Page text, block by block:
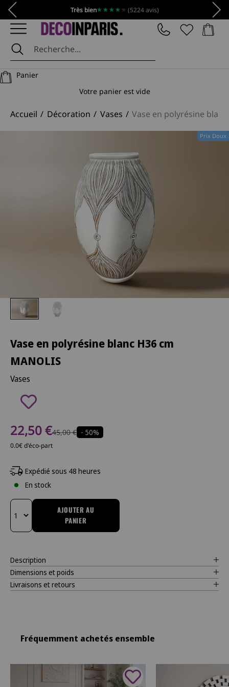
Passer au contenu
Précédent Très bien★★★★★
★★★★★ (5224 avis)
DécoInParis Panier
Panier
Votre panier est vide
Accueil Décoration Vases Vase en polyrésine
Prix Doux
Vase en polyrésine blanc H36 cm
MANOLIS
Vases
Prix de vente
22,50 €Prix normal
45,00 € - 50%
0.0€ d'éco-part
Expédié sous 48 heures
En stock
Changer la quantité
AJOUTER AU
PANIER
Description
Dimensions et poids
Livraisons et retours
Fréquemment achetés ensemble